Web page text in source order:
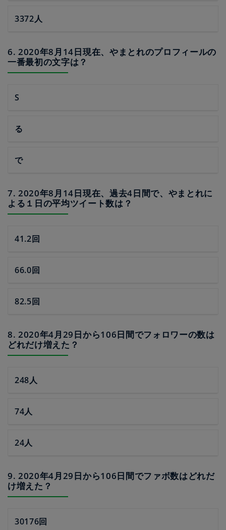
3372人
6. 2020年8月14日現在、やまとれのプロフィールの
一番最初の文字は？
S
る
で
7. 2020年8月14日現在、過去4日間で、やまとれに
よる１日の平均ツイート数は？
41.2回
66.0回
82.5回
8. 2020年4月29日から106日間でフォロワーの数は
どれだけ増えた？
248人
74人
24人
9. 2020年4月29日から106日間でファボ数はどれだ
け増えた？
30176回